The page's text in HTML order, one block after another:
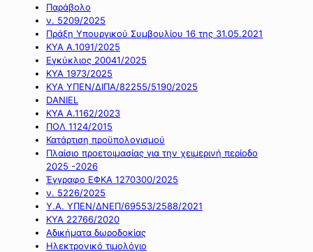
Παράβολο
ν. 5209/2025
Πράξη Υπουργικού Συμβουλίου 16 της 31.05.2021
ΚΥΑ Α.1091/2025
Εγκύκλιος 20041/2025
ΚΥΑ 1973/2025
ΚΥΑ ΥΠΕΝ/ΔΙΠΑ/82255/5190/2025
DANIEL
ΚΥΑ Α.1162/2023
ΠΟΛ 1124/2015
Κατάρτιση προϋπολογισμού
Πλαίσιο προετοιμασίας για την χειμερινή περίοδο
2025 -2026
Έγγραφο ΕΦΚΑ 1270300/2025
ν. 5226/2025
Υ.Α. ΥΠΕΝ/ΔΝΕΠ/69553/2588/2021
ΚΥΑ 22766/2020
Αδικήματα δωροδοκίας
Ηλεκτρονικό τιμολόγιο